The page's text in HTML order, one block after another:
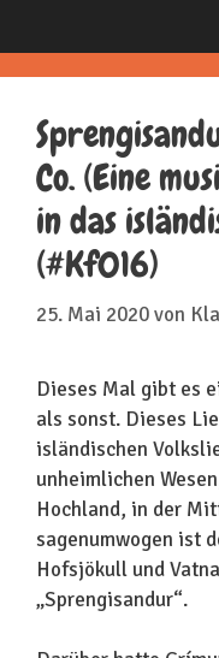
Co. (Eine
in das
(#Kf016)
25. Mai 2020von
Dieses Mal gibt es
als sonst. Dieses
isländischen
unheimlichen
Hochland, in der
sagenumwogen ist
Hofsjökull und
„Sprengisandur“.